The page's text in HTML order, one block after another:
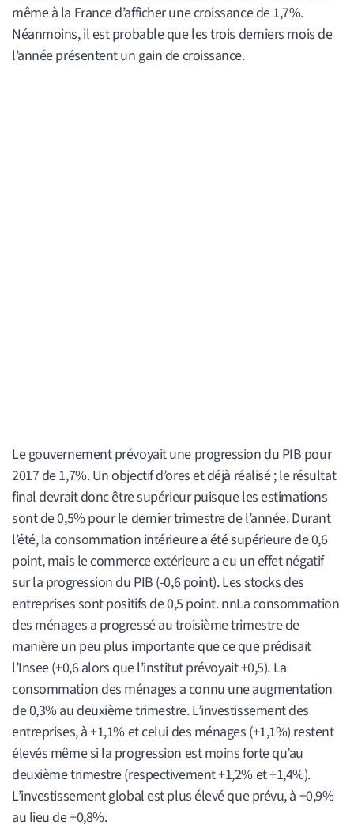
même à la France d’afficher une croissance de 1,7%.
Néanmoins, il est probable que les trois derniers mois de
l’année présentent un gain de croissance.
Le gouvernement prévoyait une progression du PIB pour
2017 de 1,7%. Un objectif d’ores et déjà réalisé ; le résultat
final devrait donc être supérieur puisque les estimations
sont de 0,5% pour le dernier trimestre de l’année. Durant
l’été, la consommation intérieure a été supérieure de 0,6
point, mais le commerce extérieure a eu un effet négatif
sur la progression du PIB (-0,6 point). Les stocks des
entreprises sont positifs de 0,5 point. nnLa consommation
des ménages a progressé au troisième trimestre de
manière un peu plus importante que ce que prédisait
l’Insee (+0,6 alors que l’institut prévoyait +0,5). La
consommation des ménages a connu une augmentation
de 0,3% au deuxième trimestre. L’investissement des
entreprises, à +1,1% et celui des ménages (+1,1%) restent
élevés même si la progression est moins forte qu’au
deuxième trimestre (respectivement +1,2% et +1,4%).
L’investissement global est plus élevé que prévu, à +0,9%
au lieu de +0,8%.